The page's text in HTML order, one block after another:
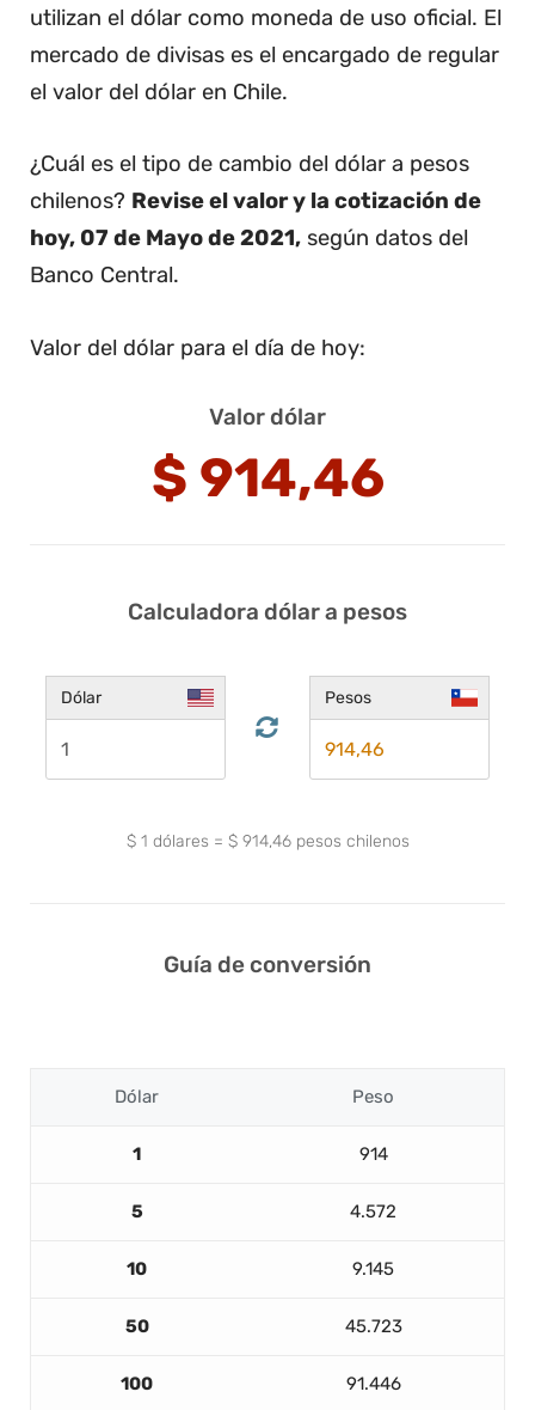
utilizan el dólar como moneda de uso oficial. El
mercado de divisas es el encargado de regular
el valor del dólar en Chile.
¿Cuál es el tipo de cambio del dólar a pesos
chilenos? Revise el valor y la cotización de
hoy, 07 de Mayo de 2021, según datos del
Banco Central.
Valor del dólar para el día de hoy:
Valor dólar
$ 914,46
Calculadora dólar a pesos
Dólar Pesos
$ 1 dólares = $ 914,46pesos chilenos
Guía de conversión
Dólar Peso
1 914
5 4.572
10 9.145
50 45.723
100 91.446